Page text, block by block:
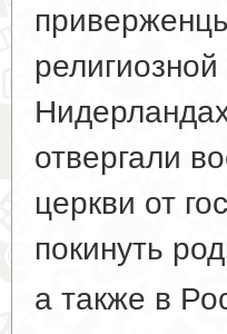
отвергали
церкви от
покинуть
а также в